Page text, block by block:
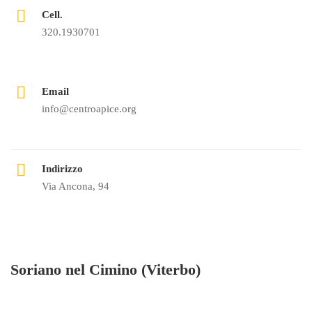
Cell.
320.1930701
Email
info@centroapice.org
Indirizzo
Via Ancona, 94
Soriano nel Cimino (Viterbo)